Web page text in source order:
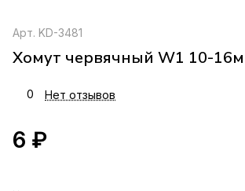
Арт. KD-3481
Хомут червячный W1 10-
0 Нет отзывов
6 ₽